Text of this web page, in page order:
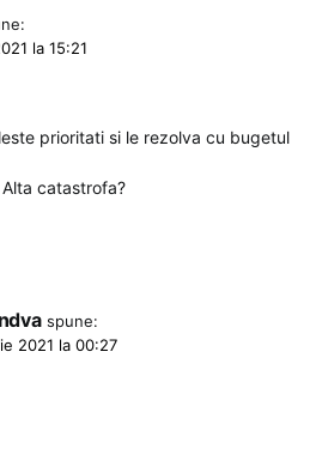
la 15:21
prioritati si le rezolva cu bugetul
catastrofa?
spune:
2021 la 00:27